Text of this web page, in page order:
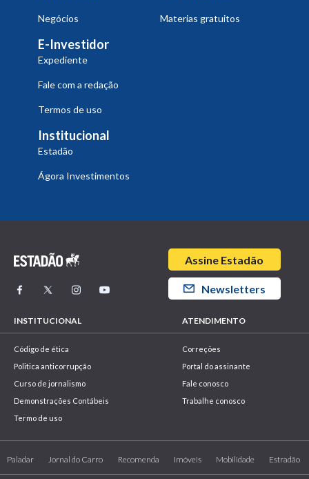
Negócios Materias gratuitos
E-Investidor
Expediente
Fale com a redação
Termos de uso
Institucional
Estadão
Ágora Investimentos
INSTITUCIONAL
Código de ética
Politica anticorrupção
Curso de jornalismo
Demonstrações Contábeis
Termo de uso
ATENDIMENTO
Correções
Portal do assinante
Fale conosco
Trabalhe conosco
Assine Estadão
Newsletters
Paladar Jornal do Carro Recomenda Imóveis Mobilidade Estradão